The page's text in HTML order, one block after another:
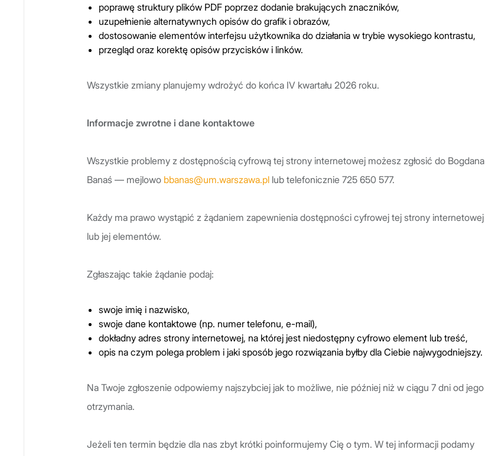
poprawę struktury plików PDF poprzez dodanie brakujących znaczników,
uzupełnienie alternatywnych opisów do grafik i obrazów,
dostosowanie elementów interfejsu użytkownika do działania w trybie wysokiego kontrastu,
przegląd oraz korektę opisów przycisków i linków.
Wszystkie zmiany planujemy wdrożyć do końca IV kwartału 2026 roku.
Informacje zwrotne i dane kontaktowe
Wszystkie problemy z dostępnością cyfrową tej strony internetowej możesz zgłosić do Bogdana
Banaś — mejlowo bbanas@um.warszawa.pl lub telefonicznie 725 650 577.
Każdy ma prawo wystąpić z żądaniem zapewnienia dostępności cyfrowej tej strony internetowej
lub jej elementów.
Zgłaszając takie żądanie podaj:
swoje imię i nazwisko,
swoje dane kontaktowe (np. numer telefonu, e-mail),
dokładny adres strony internetowej, na której jest niedostępny cyfrowo element lub treść,
opis na czym polega problem i jaki sposób jego rozwiązania byłby dla Ciebie najwygodniejszy.
Na Twoje zgłoszenie odpowiemy najszybciej jak to możliwe, nie później niż w ciągu 7 dni od jego
otrzymania.
Jeżeli ten termin będzie dla nas zbyt krótki poinformujemy Cię o tym. W tej informacji podamy